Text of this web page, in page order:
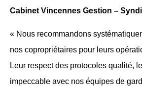
Cabinet Vincennes Gestion –
« Nous recommandons
nos copropriétaires pour leurs
Leur respect des protocoles qualité,
impeccable avec nos équipes de